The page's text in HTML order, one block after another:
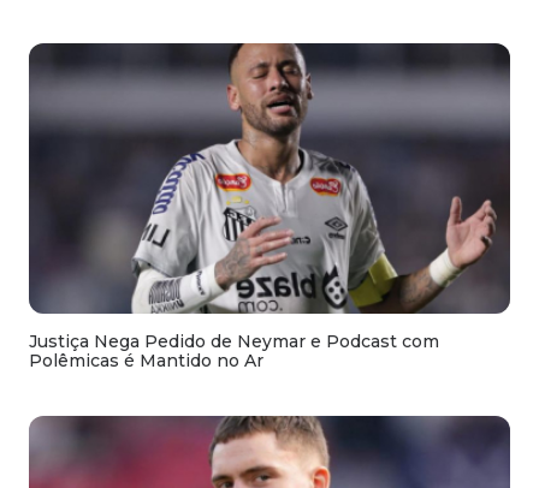
Justiça Nega Pedido de Neymar e Podcast com
Polêmicas é Mantido no Ar